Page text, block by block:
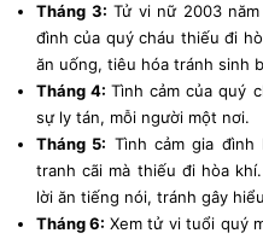
Tháng 3: Tử vi nữ 2003
đình của quý cháu thiếu đi
ăn uống, tiêu hóa tránh sinh
Tháng 4:Tình cảm của quý
sự ly tán, mỗi người một nơi.
Tháng 5: Tình cảm gia
tranh cãi mà thiếu đi hòa
lời ăn tiếng nói, tránh gây
Tháng 6: Xem tử vi tuổi quý